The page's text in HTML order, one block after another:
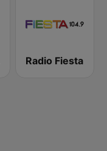
Radio Fiesta